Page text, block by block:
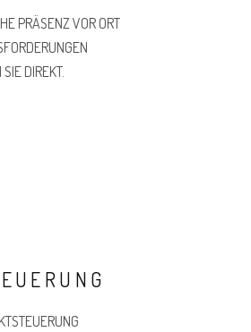
PRÄSENZ VOR ORT
DIREKT.